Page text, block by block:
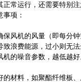
常运行，还需要特别注
项：
风机的风量（即每分钟
浪费能源，过小则无
的噪音参数，越低越好
材料，如聚酯纤维板、